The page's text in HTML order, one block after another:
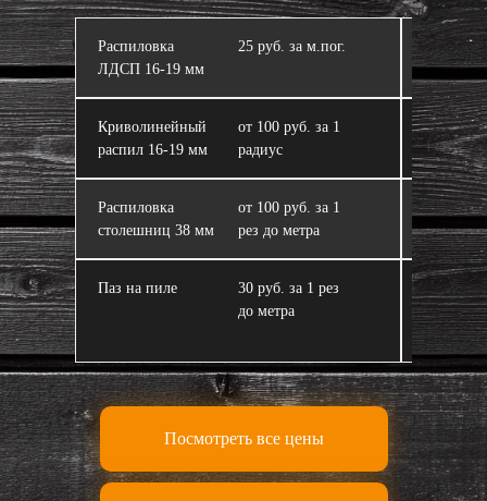
Распиловка
ЛДСП 16‑19 мм
25 руб. за м.пог.
Криволинейный
распил 16‑19 мм
от 100 руб. за 1
радиус
ЛДСП
Распиловка
столешниц 38 мм
от 100 руб. за 1
рез до метра
Склейка
из ЛДСП
Паз на пиле
30 руб. за 1 рез
до метра
Завал
Посмотреть все цены